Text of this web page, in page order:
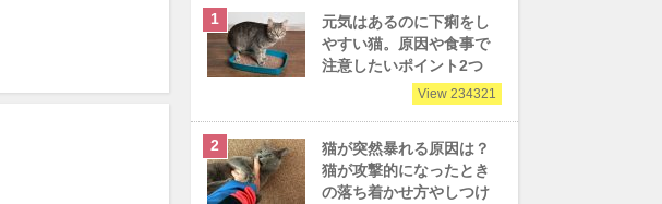
元気はあるのに下痢をし
やすい猫。原因や食事で
注意したいポイント2つ
View 234321
猫が突然暴れる原因は？
猫が攻撃的になったとき
の落ち着かせ方やしつけ